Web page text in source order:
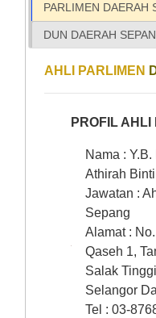
PARLIMEN DAERAH
DUN DAERAH
AHLI PARLIMEN
PROFIL AHLI
Nama :
Athirah
Jawatan :
Sepang
Alamat :
Qaseh 1,
Salak
Selangor
Tel : 03-